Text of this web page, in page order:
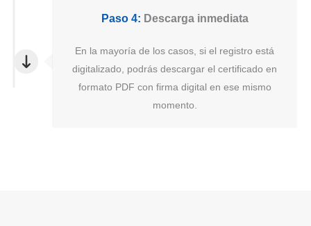
Paso 4: Descarga inmediata
En la mayoría de los casos, si el registro está
digitalizado, podrás descargar el certificado en
formato PDF con firma digital en ese mismo
momento.